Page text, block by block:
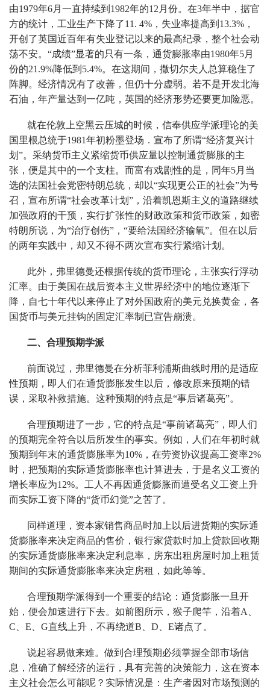
由1979年6月一直持续到1982年的12月份。在3年半中，据官
方的统计，工业生产下降了11. 4%，失业率提高到13.3%，
开创了英国近百年有失业登记以来的最高纪录，整个社会动
荡不安。“成绩”显著的只有一条，通货膨胀率由1980年5月
份的21.9%降低到5.4%。在这期间，撒切尔夫人总算稳住了
阵脚。经济情况有了改善，但仍十分虚弱。若不是开发北海
石油，年产量达到一亿吨，英国的经济形势还要更加险恶。
就在伦敦上空黑云压城的时候，信奉供应学派理论的美
国里根总统于1981年初粉墨登场．宣布了所谓“经济复兴计
划”。采纳货币主义紧缩货币供应量以控制通货膨胀的主
张，便是其中的一个支柱。而富有戏剧性的是，同年5月当
选的法国社会党密特朗总统，却以“实现更公正的社会”为号
召，宣布所谓“社会改革计划”，沿着凯恩斯主义的道路继续
加强政府的干预，实行扩张性的财政政策和货币政策，如密
特朗所说，为“治疗创伤”，“要给法国经济输氧”。但在以后
的两年实践中，却又不得不两次宣布实行紧缩计划。
此外，弗里德曼还根据传统的货币理论，主张实行浮动
汇率。由于美国在战后资本主义世界经济中的地位逐渐下
降，自七十年代以来停止了对外国政府的美元兑换黄金，各
国货币与美元挂钩的固定汇率制已宣告崩溃。
二、合理预期学派
前面说过，弗里德曼在分析菲利浦斯曲线时用的是适应
性预期，即人们在通货膨胀发生以后，修改原来预期的错
误，采取补救措施。这种预期的特点是“事后诸葛亮”。
合理预期进了一步，它的特点是“事前诸葛亮”，即人们
的预期完全符合以后所发生的事实。例如，人们在年初时就
预期到年末的通货膨胀率为10%，在劳资协议提高工资率2%
时，把预期的实际通货膨胀率也计算进去，于是名义工资的
增长率应为12%。工人不再因通货膨胀而遭受名义工资上升
而实际工资下降的“货币幻觉”之苦了。
同样道理，资本家销售商品时加上以后进货期的实际通
货膨胀率来决定商品的售价，银行家贷款时加上贷款回收期
的实际通货膨胀率来决定利息率，房东出租房屋时加上租赁
期间的实际通货膨胀率来决定房租，如此等等。
合理预期学派得到一个重要的结论：通货膨胀一旦开
始，便会加速进行下去。如前图所示，猴子爬竿，沿着A、
C、E、G直线上升，不再绕道B、D、E诸点了。
说起容易做来难。做到合理预期必须掌握全部市场信
息，准确了解经济的运行，具有完善的决策能力，这在资本
主义社会怎么可能呢？实际情况是：生产者因对市场预测的